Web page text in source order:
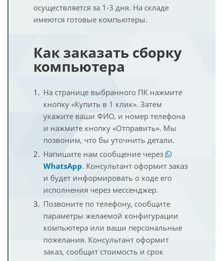
осуществляется за 1-3 дня. На складе
имеются готовые компьютеры.
Как заказать сборку
компьютера
На странице выбранного ПК нажмите
кнопку «Купить в 1 клик». Затем
укажите ваши ФИО, и номер телефона
и нажмите кнопку «Отправить». Мы
позвоним, что бы уточнить детали.
Напишите нам сообщение через
WhatsApp. Консультант оформит заказ
и будет информировать о ходе его
исполнения через мессенджер.
Позвоните по телефону, сообщите
параметры желаемой конфигурации
компьютера или ваши персональные
пожелания. Консультант оформит
заказ, сообщит стоимость и срок